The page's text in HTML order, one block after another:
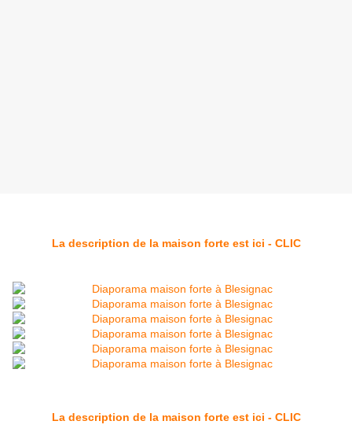
La description de la maison forte est ici - CLIC
La description de la maison forte est ici - CLIC